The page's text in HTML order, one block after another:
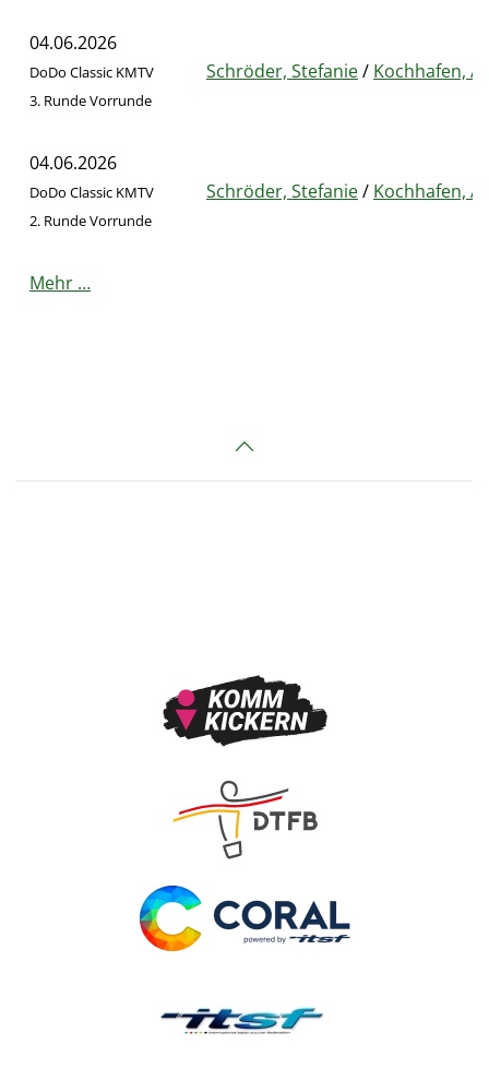
04.06.2026
DoDo Classic KMTV
3. Runde Vorrunde
Schröder, Stefanie/ Kochhafen,
04.06.2026
DoDo Classic KMTV
2. Runde Vorrunde
Schröder, Stefanie/ Kochhafen,
Mehr …